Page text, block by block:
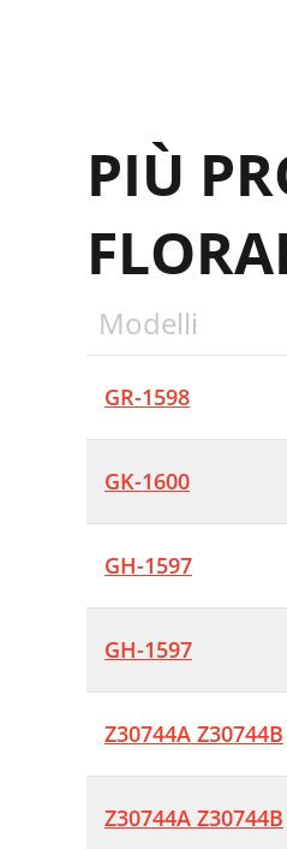
PIÙ
Modelli
GR-1598
GK-1600
GH-1597
GH-1597
Z30744A Z30744B
Z30744A Z30744B